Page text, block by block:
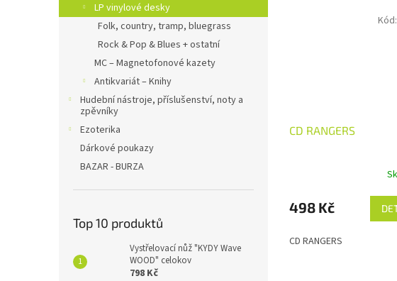
LP vinylové desky
Folk, country, tramp, bluegrass
Rock & Pop & Blues + ostatní
MC – Magnetofonové kazety
Antikvariát – Knihy
Hudební nástroje, příslušenství, noty a
zpěvníky
Ezoterika
Dárkové poukazy
BAZAR - BURZA
Top 10 produktů
Vystřelovací nůž "KYDY Wave
WOOD" celokov
798 Kč
CD RANGERS
498 Kč
CD RANGERS
Kód: